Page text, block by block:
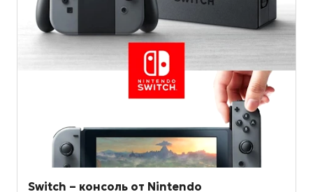
Switch – консоль от Nintendo